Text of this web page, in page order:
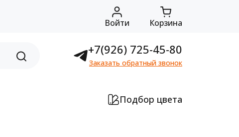
Войти Корзина
+7(926) 725-45-80
Заказать обратный звонок
Подбор цвета